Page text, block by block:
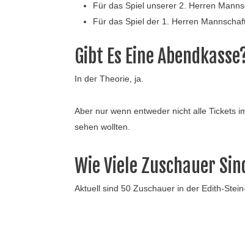
Für das Spiel unserer 2. Herren
Für das Spiel der 1. Herren
Gibt Es Eine
In der Theorie, ja.
Aber nur wenn entweder nicht alle Tickets
sehen wollten.
Wie Viele Zuschauer
Aktuell sind 50 Zuschauer in der Edith-